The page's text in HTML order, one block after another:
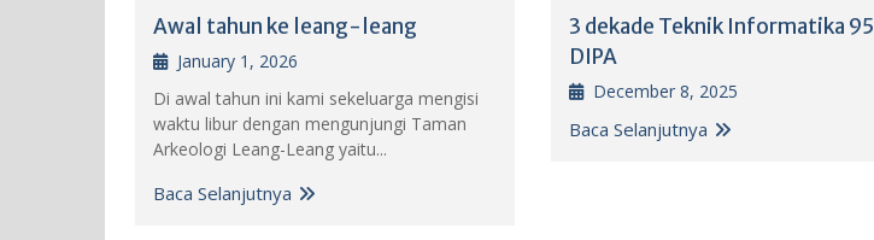
Awal tahun ke leang-leang
January 1, 2026
Di awal tahun ini kami sekeluarga mengisi
waktu libur dengan mengunjungi Taman
Arkeologi Leang-Leang yaitu...
Baca Selanjutnya
3 dekade Teknik Informatika 95
DIPA
December 8, 2025
Baca Selanjutnya